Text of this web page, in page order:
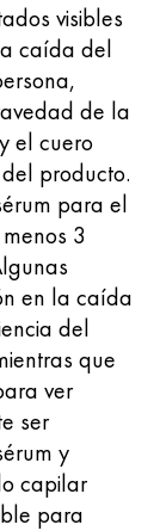
visibles
caída del
de la
el cuero
producto.
para el
3
en la caída
del
que
ver
ser
y
capilar
para